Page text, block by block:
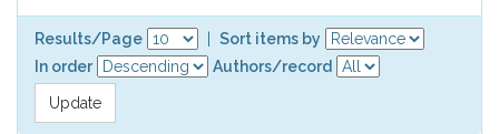
Results/Page
Sort items by
In order
Authors/record